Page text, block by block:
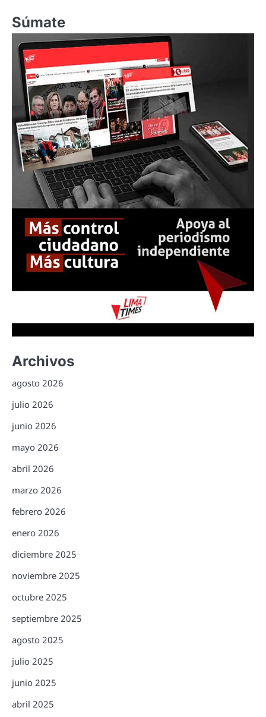
Súmate
Archivos
agosto 2026
julio 2026
junio 2026
mayo 2026
abril 2026
marzo 2026
febrero 2026
enero 2026
diciembre 2025
noviembre 2025
octubre 2025
septiembre 2025
agosto 2025
julio 2025
junio 2025
abril 2025